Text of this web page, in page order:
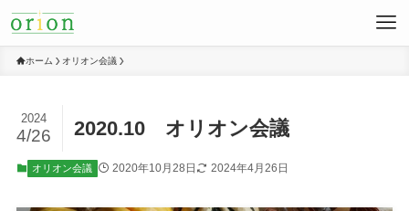
ホーム オリオン会議
2020.10 オリオン会議
2024
4/26
オリオン会議 2020年10月28日 2024年4月26日